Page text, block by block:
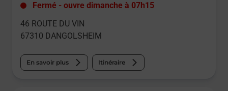
Fermé - ouvre dimanche à 07h15
46 ROUTE DU VIN
67310 DANGOLSHEIM
En savoir plus Itinéraire